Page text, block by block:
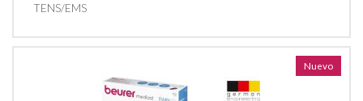
TENS/EMS
Nuevo